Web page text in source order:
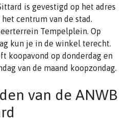
is gevestigd op het adres
centrum van de stad.
Tempelplein. Op
kun je in de winkel terecht.
koopavond op donderdag en
van de maand koopzondag.
van de ANWB